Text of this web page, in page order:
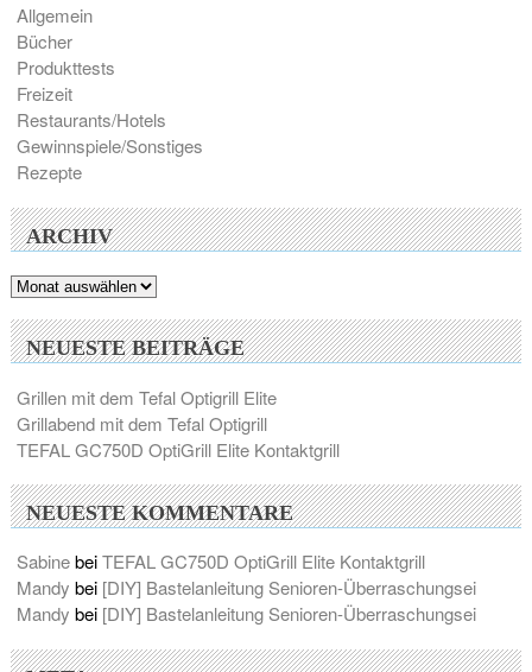
Allgemein
Bücher
Produkttests
Freizeit
Restaurants/Hotels
Gewinnspiele/Sonstiges
Rezepte
ARCHIV
Archiv
NEUESTE BEITRÄGE
Grillen mit dem Tefal Optigrill Elite
Grillabend mit dem Tefal Optigrill
TEFAL GC750D OptiGrill Elite Kontaktgrill
NEUESTE KOMMENTARE
SabinebeiTEFAL GC750D OptiGrill Elite Kontaktgrill
Mandy bei [DIY] Bastelanleitung Senioren-Überraschungsei
Mandy bei [DIY] Bastelanleitung Senioren-Überraschungsei